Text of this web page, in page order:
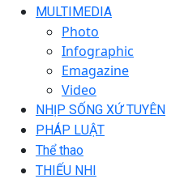
MULTIMEDIA
Photo
Infographic
Emagazine
Video
NHỊP SỐNG XỨ TUYÊN
PHÁP LUẬT
Thể thao
THIẾU NHI